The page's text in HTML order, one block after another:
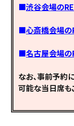
■渋谷会場の
■心斎橋会場の
■名古屋会場の
なお、事前予約
可能な当日席も